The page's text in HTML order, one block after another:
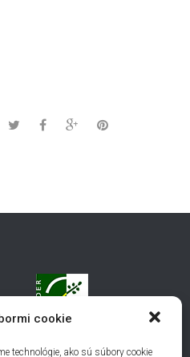
cookie
technológie, ako sú súbory cookie